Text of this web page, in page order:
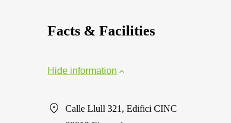
Facts & Facilities
Hide information
Calle Llull 321, Edifici CINC